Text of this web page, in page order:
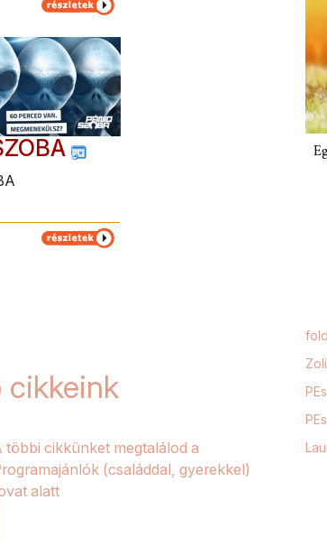
cikkeink
többi cikkünket megtalálod a
(családdal, gyerekkel)
alatt